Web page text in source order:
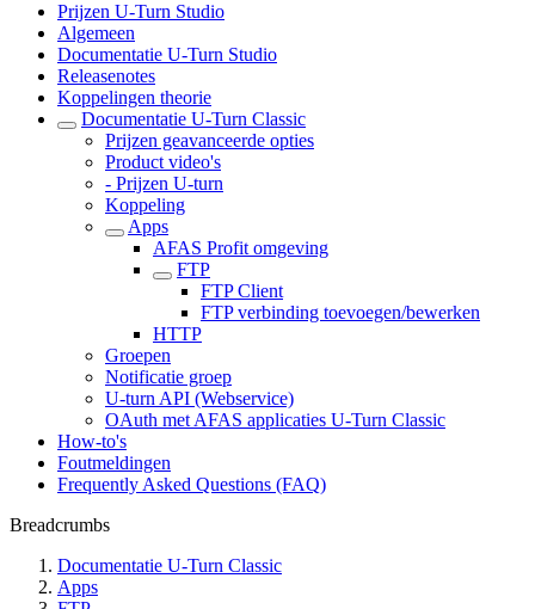
Prijzen U-Turn Studio
Algemeen
Documentatie U-Turn Studio
Releasenotes
Koppelingen theorie
Documentatie U-Turn Classic
Prijzen geavanceerde opties
Product video's
- Prijzen U-turn
Koppeling
Apps
AFAS Profit omgeving
FTP
FTP Client
FTP verbinding toevoegen/bewerken
HTTP
Groepen
Notificatie groep
U-turn API (Webservice)
OAuth met AFAS applicaties U-Turn Classic
How-to's
Foutmeldingen
Frequently Asked Questions (FAQ)
Breadcrumbs
Documentatie U-Turn Classic
Apps